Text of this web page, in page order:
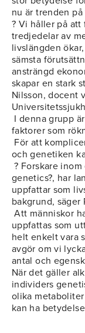
nu är trenden
? Vi håller på
tredjedelar av
livslängden
sämsta
ansträngd
skapar en stark
Nilsson, docent
I denna grupp
faktorer som
För att
och genetiken
? Forskare
genetics?, har
uppfattar som
bakgrund, säger
Att människor
uppfattas som
helt enkelt vara
avgör om vi
antal och
När det gäller
individers
olika
kan ha